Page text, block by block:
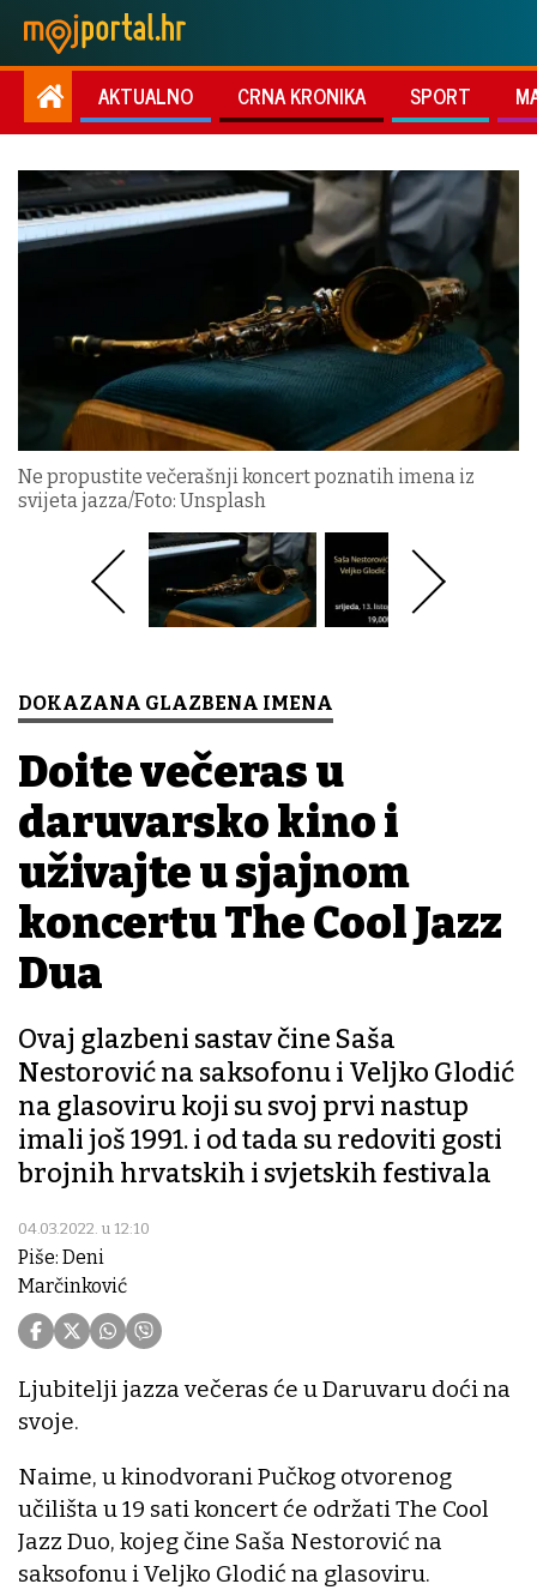
AKTUALNO CRNA KRONIKA SPORT
Ne propustite večerašnji koncert poznatih imena iz
svijeta jazza/Foto: Unsplash
DOKAZANA GLAZBENA IMENA
Dođite večeras u
daruvarsko kino i
uživajte u sjajnom
koncertu The Cool Jazz
Dua
Ovaj glazbeni sastav čine Saša
Nestorović na saksofonu i Veljko Glodić
na glasoviru koji su svoj prvi nastup
imali još 1991. i od tada su redoviti gosti
brojnih hrvatskih i svjetskih festivala
04.03.2022. u 12:10
Piše: Deni
Marčinković
Ljubitelji jazza večeras će u Daruvaru doći na
svoje.
Naime, u kinodvorani Pučkog otvorenog
učilišta u 19 sati koncert će održati The Cool
Jazz Duo, kojeg čine Saša Nestorović na
saksofonu i Veljko Glodić na glasoviru.